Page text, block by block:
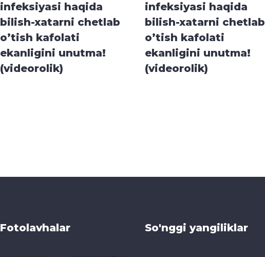
infeksiyasi haqida
bilish-xatarni chetlab
o’tish kafolati
ekanligini unutma!
(videorolik)
infeksiyasi haqida
bilish-xatarni chetlab
o’tish kafolati
ekanligini unutma!
(videorolik)
Fotolavhalar So'nggi yangiliklar